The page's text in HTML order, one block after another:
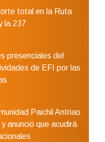
total en la Ruta
la 237
presenciales del
de EFI por las
Paichil Antriao
anunció que acudirá